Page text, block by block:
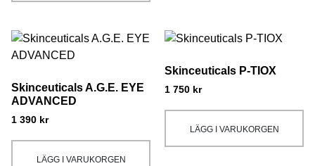
Skinceuticals A.G.E. EYE
ADVANCED
1 390 kr
LÄGG I VARUKORGEN
Skinceuticals P-TIOX
1 750 kr
LÄGG I VARUKORGEN